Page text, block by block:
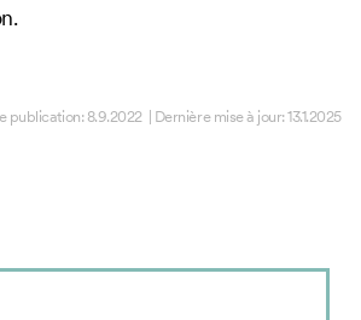
publication:8.9.2022| Dernière mise à jour:13.1.2025